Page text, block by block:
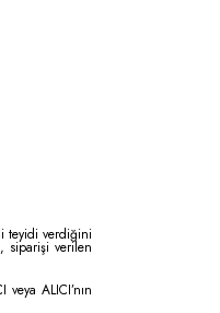
teyidi verdiğini
siparişi verilen
ALICI’nın